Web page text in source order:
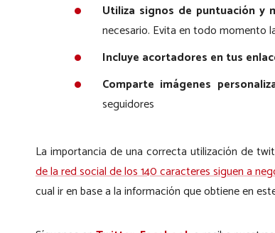
Utiliza signos de puntuación y
necesario. Evita en todo momento
Incluye acortadores en tus
Comparte imágenes
seguidores
La importancia de una correcta utilización de
de la red social de los 140 caracteres siguen a
cual ir en base a la información que obtiene en